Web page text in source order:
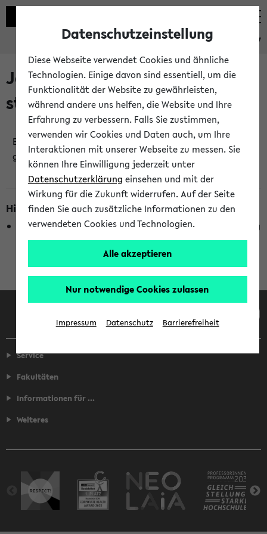
eKVV
Jetzt und in Kürze
stattfindende Veranstaltungen
Es wurden keine jetzt stattfindenden Veranstaltungen
gefunden!
Hinweise zur Liste
Die Anzeige ist semesterübergreifend und nicht abhängig
vom im eKVV gewählten Semester.
Facebook Instagram LinkedIn TikTok
Service
Fakultäten
Informationen für ...
Weiteres
Datenschutzeinstellung
Diese Webseite verwendet Cookies und ähnliche
Technologien. Einige davon sind essentiell, um die
Funktionalität der Website zu gewährleisten,
während andere uns helfen, die Website und Ihre
Erfahrung zu verbessern. Falls Sie zustimmen,
verwenden wir Cookies und Daten auch, um Ihre
Interaktionen mit unserer Webseite zu messen. Sie
können Ihre Einwilligung jederzeit unter
Datenschutzerklärung einsehen und mit der
Wirkung für die Zukunft widerrufen. Auf der Seite
finden Sie auch zusätzliche Informationen zu den
verwendeten Cookies und Technologien.
Alle akzeptieren
Nur notwendige Cookies zulassen
Impressum Datenschutz Barrierefreiheit